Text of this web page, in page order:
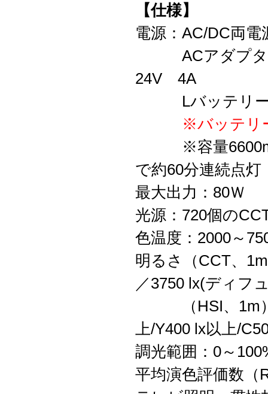
【仕様】
電源：AC/DC両電
ACアダプター
24V 4A
Lバッテリー
※バッテリ
※容量6600mAh
で約60分連続点
最大出力：80Ｗ
光源：720個の
色温度：2000～
明るさ（CCT、
／3750 lx(ディフ
（HSI、1m）
上/Y400 lx以上/
調光範囲：0～
平均演色評価数（